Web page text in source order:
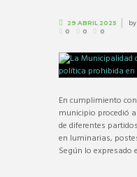
29 ABRIL 2025 by
0 0 0
En cumplimiento con
municipio procedió
de diferentes
en luminarias,
Según lo expresado